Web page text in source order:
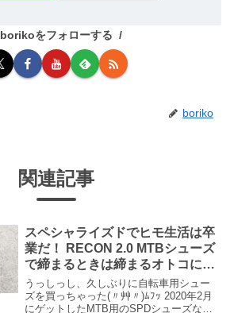
borikoをフォローする
boriko
関連記事
スペシャライズドでヒモ生活は卒
業だ！ RECON 2.0 MTBシューズ
で締まるときは締まるオトコに僕
はなる(ﾟ∀ﾟ)！
うっしっし、久しぶりに自転車用シュー
ズを買っちゃった(〃艸〃)ﾑﾌｯ 2020年2月
にゲットしたMTB用のSPDシューズな